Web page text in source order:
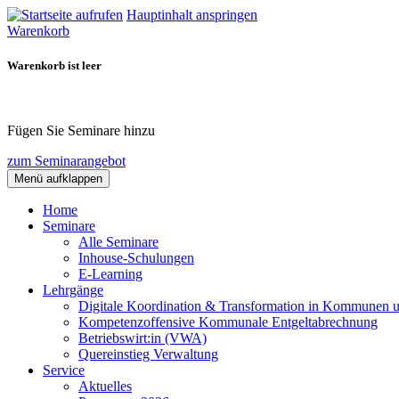
Hauptinhalt anspringen
Warenkorb
Warenkorb ist leer
Fügen Sie Seminare hinzu
zum Seminarangebot
Menü aufklappen
Home
Seminare
Alle Seminare
Inhouse-Schulungen
E-Learning
Lehrgänge
Digitale Koordination & Transformation in Kommunen
Kompetenzoffensive Kommunale Entgeltabrechnung
Betriebswirt:in (VWA)
Quereinstieg Verwaltung
Service
Aktuelles